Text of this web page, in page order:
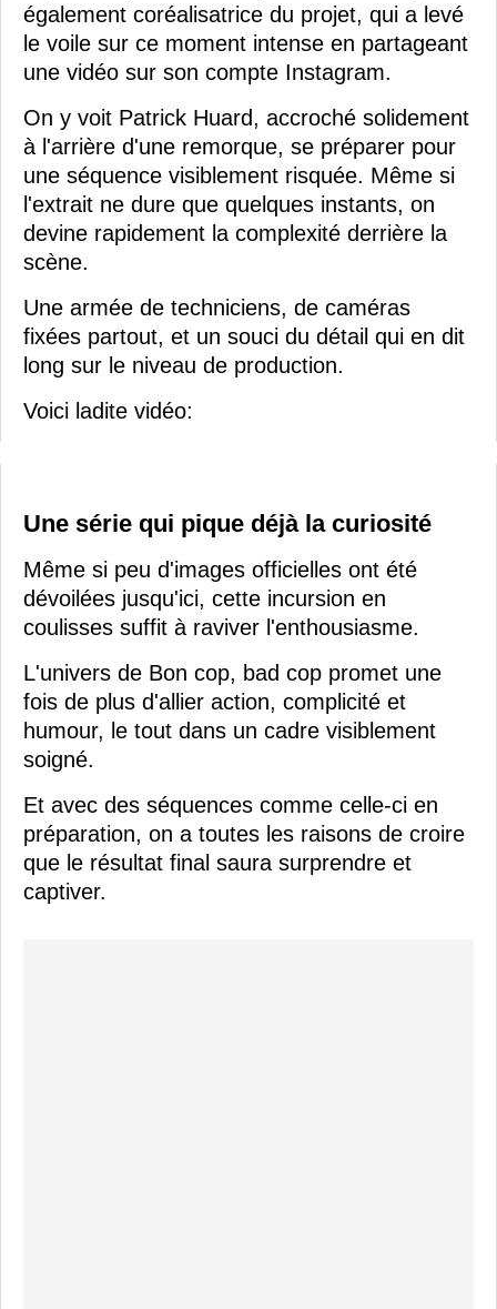
également coréalisatrice du projet, qui a levé
le voile sur ce moment intense en partageant
une vidéo sur son compte Instagram.
On y voit Patrick Huard, accroché solidement
à l'arrière d'une remorque, se préparer pour
une séquence visiblement risquée. Même si
l'extrait ne dure que quelques instants, on
devine rapidement la complexité derrière la
scène.
Une armée de techniciens, de caméras
fixées partout, et un souci du détail qui en dit
long sur le niveau de production.
Voici ladite vidéo:
Une série qui pique déjà la curiosité
Même si peu d'images officielles ont été
dévoilées jusqu'ici, cette incursion en
coulisses suffit à raviver l'enthousiasme.
L'univers de Bon cop, bad cop promet une
fois de plus d'allier action, complicité et
humour, le tout dans un cadre visiblement
soigné.
Et avec des séquences comme celle-ci en
préparation, on a toutes les raisons de croire
que le résultat final saura surprendre et
captiver.